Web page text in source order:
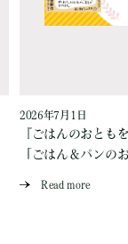
2026年7月1日
『ごはんのおとも
「ごはん＆パンの
Read more